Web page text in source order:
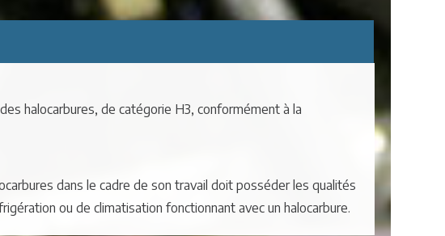
halocarbures, de catégorie H3, conformément à la
dans le cadre de son travail doit posséder les qualités
ou de climatisation fonctionnant avec un halocarbure.